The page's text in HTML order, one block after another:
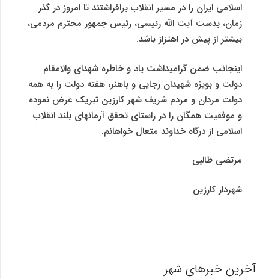
اسلامی ایران را در مسیر انقلاب برافراشتند تا امروز در گذر
زمان، بدست آیت الله رئیسی، رئیس جمهور محترم مردمی،
بیشتر از پیش در اهتزاز باشد.
اینجانب ضمن گرامیداشت یاد و خاطره شهدای والامقام
دولت و بویژه شهیدان رجایی و باهنر، هفته دولت را به همه
دولت مردان و مردم شریف شهر کارزین تبریک عرض نموده
و موفقیت همگان را در راستای تحقق آرمانهای بلند انقلاب
اسلامی از درگاه خداوند متعال خواهانم.
مرتضی طالبی
شهردار کارزین
آخرین خبرهای شهر